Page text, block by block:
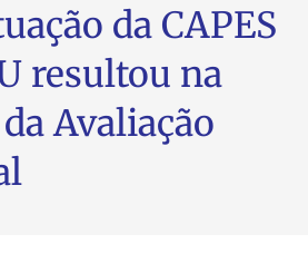
da CAPES
resultou na
Avaliação